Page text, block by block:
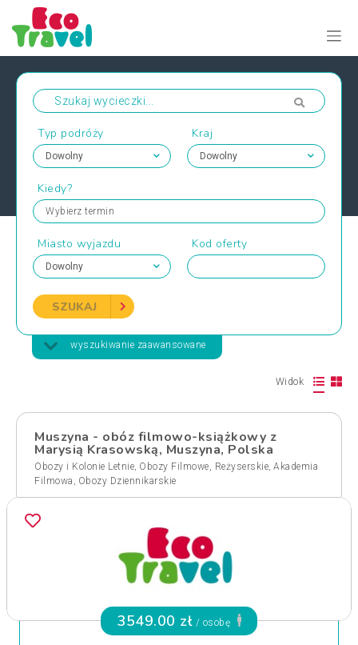
Typ podróży Kraj
Kiedy?
Wybierz termin
Miasto wyjazdu Kod oferty
SZUKAJ
wyszukiwanie zaawansowane
Widok
Muszyna - obóz filmowo-książkowy z
Marysią Krasowską, Muszyna, Polska
Obozy i Kolonie Letnie, Obozy Filmowe, Reżyserskie, Akademia
Filmowa , Obozy Dziennikarskie
3549.00 zł / osobę